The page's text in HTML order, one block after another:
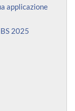
applicazione
2025